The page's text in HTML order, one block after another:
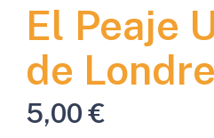
El Peaje
de
5,00€